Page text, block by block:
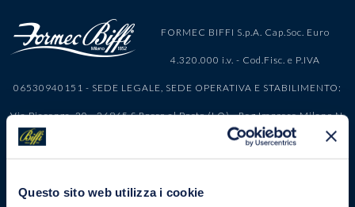
Questo sito web utilizza i cookie
FORMEC BIFFI S.p.A. Cap.Soc. Euro
4.320.000 i.v. - Cod.Fisc. e P.IVA
06530940151 - SEDE LEGALE, SEDE OPERATIVA E STABILIMENTO:
Via Piacenza, 20 - 26865 S.Rocco al Porto (LO) - Reg.Imprese Milano N.
215343 - R.E.A. Milano 1104307 - VAT.N.IT 06530940151 - PRIVACY
Scarica qui il nostro modello di Organizzazione, Gestione e